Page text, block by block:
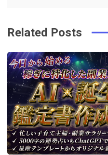
k
t
ビ
ゲ
ー
シ
ョ
Related Posts